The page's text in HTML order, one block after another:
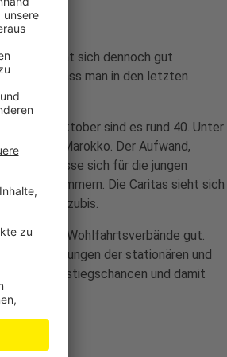
sieht sich dennoch gut
sei, dass man in den letzten
habe.
– ab Oktober sind es rund 40. Unter
und Marokko. Der Aufwand,
Man müsse sich für die jungen
kümmern. Die Caritas sieht sich
17 Azubis.
finden die Wohlfahrtsverbände gut.
Einrichtungen der stationären und
mehr Aufstiegschancen und damit